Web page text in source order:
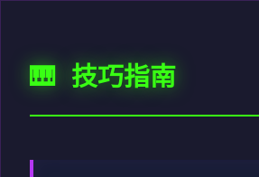
🎹 技巧指南